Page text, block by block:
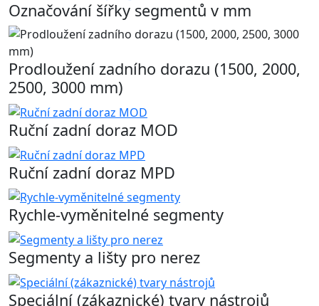
Označování šířky segmentů v mm
Prodloužení zadního dorazu (1500, 2000,
2500, 3000 mm)
Ruční zadní doraz MOD
Ruční zadní doraz MPD
Rychle-vyměnitelné segmenty
Segmenty a lišty pro nerez
Speciální (zákaznické) tvary nástrojů